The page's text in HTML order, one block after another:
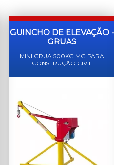
GUINCHO DE ELEVAÇÃO -
GRUAS
MINI GRUA 500KG MG PARA
CONSTRUÇÃO CIVIL